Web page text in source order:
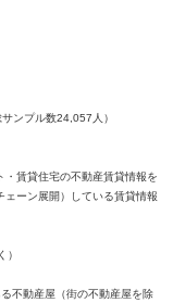
ンプル数24,057人）
・賃貸住宅の不動産賃貸情報を
ェーン展開）している賃貸情報
）
不動産屋（街の不動産屋を除